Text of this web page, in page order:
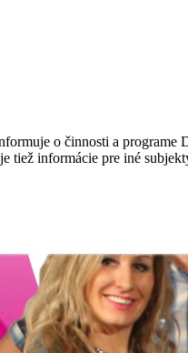
o činnosti a programe
tiež informácie pre iné